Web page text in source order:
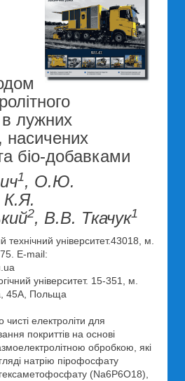
лужних
насичених
біо-добавками
1, О.Ю.
К.Я.
2, В.В. Ткачук1
технічний університет.43018, м.
75. E-mail:
університет. 15-351, м.
45A, Польща
чисті електроліти для
покриттів на основі
обробкою, які
натрію пірофосфату
(Na6P6O18),